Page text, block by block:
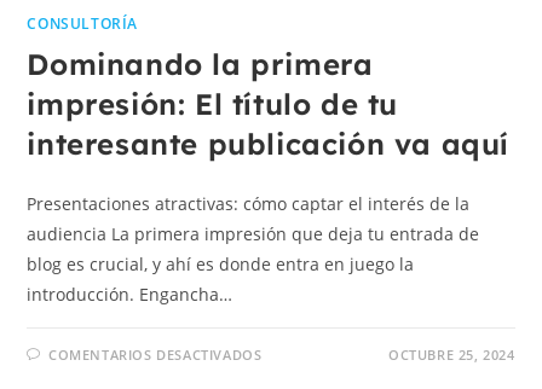
CONSULTORÍA
Dominando la primera
impresión: El título de tu
interesante publicación va aquí
Presentaciones atractivas: cómo captar el interés de la
audiencia La primera impresión que deja tu entrada de
blog es crucial, y ahí es donde entra en juego la
introducción. Engancha…
COMENTARIOS DESACTIVADOS OCTUBRE 25, 2024